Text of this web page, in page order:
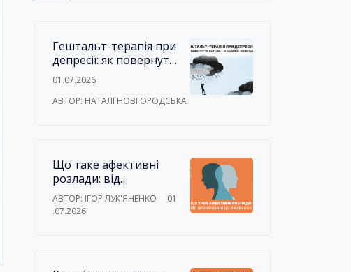
Гештальт-терапія при
депресії: як повернути
контакт із собою і зі
світом
АВТОР: НАТАЛІ НОВГОРОДСЬКА
01.07.2026
Що таке афективні
розлади: від
визначення до
лікування
АВТОР: ІГОР ЛУК'ЯНЕНКО
01
.07.2026